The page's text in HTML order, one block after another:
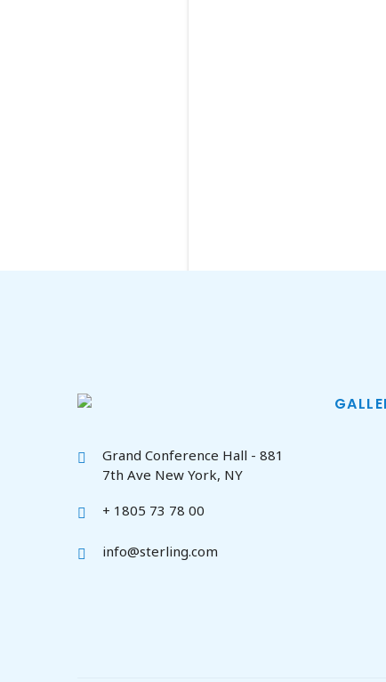
Grand Conference Hall - 881
7th Ave New York, NY
+ 1805 73 78 00
info@sterling.com